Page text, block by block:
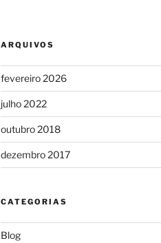
ARQUIVOS
fevereiro 2026
julho 2022
outubro 2018
dezembro 2017
CATEGORIAS
Blog